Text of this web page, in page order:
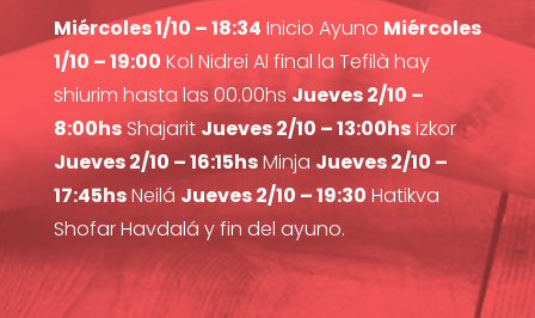
Miércoles 1/10 – 18:34 Inicio Ayuno Miércoles
1/10 – 19:00 Kol Nidrei Al final la Tefilà hay
shiurim hasta las 00.00hsJueves 2/10 –
8:00hsShajarit Jueves 2/10 – 13:00hsIzkor
Jueves 2/10 – 16:15hsMinja Jueves 2/10 –
17:45hsNeilá Jueves 2/10 – 19:30 Hatikva
Shofar Havdalá y fin del ayuno.